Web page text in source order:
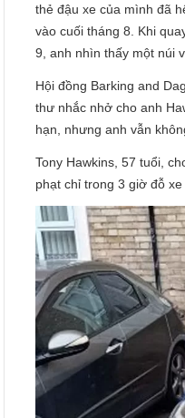
thẻ đậu xe của mình đã
vào cuối tháng 8. Khi
9, anh nhìn thấy một núi
Hội đồng Barking and
thư nhắc nhở cho anh
hạn, nhưng anh vẫn
Tony Hawkins, 57 tuổi,
phạt chỉ trong 3 giờ đỗ xe